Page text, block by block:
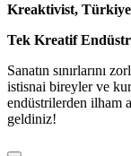
Kreaktivist,
Tek Kreatif
Sanatın sınırlarını
istisnai bireyler ve
endüstrilerden ilham
geldiniz!